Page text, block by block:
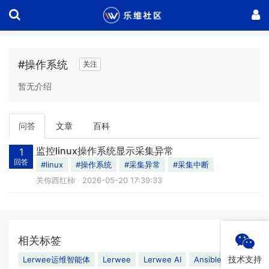
技术支持
#操作系统 关注
暂无介绍
问答 文章 百科
1
回答
监控linux操作系统显示采集异常
#linux #操作系统 #采集异常
#采集中断
关你西红柿
2026-05-20 17:39:33
相关标签
Lerwee运维智能体 Lerwee Lerwee AI Ansible